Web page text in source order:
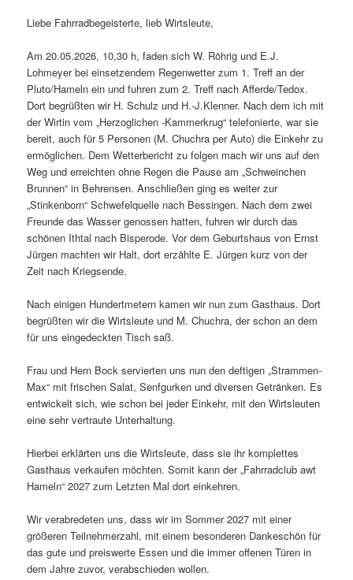
Liebe Fahrradbegeisterte, lieb Wirtsleute,
Am 20.05.2026, 10,30 h, faden sich W. Röhrig und E.J.
Lohmeyer bei einsetzendem Regenwetter zum 1. Treff an der
Pluto/Hameln ein und fuhren zum 2. Treff nach Afferde/Tedox.
Dort begrüßten wir H. Schulz und H.-J.Klenner. Nach dem ich mit
der Wirtin vom „Herzoglichen -Kammerkrug“ telefonierte, war sie
bereit, auch für 5 Personen (M. Chuchra per Auto) die Einkehr zu
ermöglichen. Dem Wetterbericht zu folgen mach wir uns auf den
Weg und erreichten ohne Regen die Pause am „Schweinchen
Brunnen“ in Behrensen. Anschließen ging es weiter zur
„Stinkenborn“ Schwefelquelle nach Bessingen. Nach dem zwei
Freunde das Wasser genossen hatten, fuhren wir durch das
schönen Ithtal nach Bisperode. Vor dem Geburtshaus von Ernst
Jürgen machten wir Halt, dort erzählte E. Jürgen kurz von der
Zeit nach Kriegsende.
Nach einigen Hundertmetern kamen wir nun zum Gasthaus. Dort
begrüßten wir die Wirtsleute und M. Chuchra, der schon an dem
für uns eingedeckten Tisch saß.
Frau und Hern Bock servierten uns nun den deftigen „Strammen-
Max“ mit frischen Salat, Senfgurken und diversen Getränken. Es
entwickelt sich, wie schon bei jeder Einkehr, mit den Wirtsleuten
eine sehr vertraute Unterhaltung.
Hierbei erklärten uns die Wirtsleute, dass sie ihr komplettes
Gasthaus verkaufen möchten. Somit kann der „Fahrradclub awt
Hameln“ 2027 zum Letzten Mal dort einkehren.
Wir verabredeten uns, dass wir im Sommer 2027 mit einer
größeren Teilnehmerzahl, mit einem besonderen Dankeschön für
das gute und preiswerte Essen und die immer offenen Türen in
dem Jahre zuvor, verabschieden wollen.